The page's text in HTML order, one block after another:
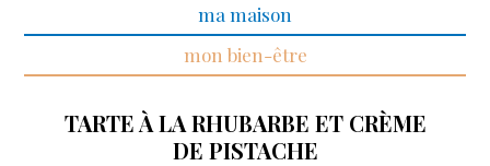
ma maison
mon bien-être
TARTE À LA RHUBARBE ET CRÈME
DE PISTACHE